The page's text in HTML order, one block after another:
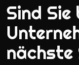
Sind
nächste